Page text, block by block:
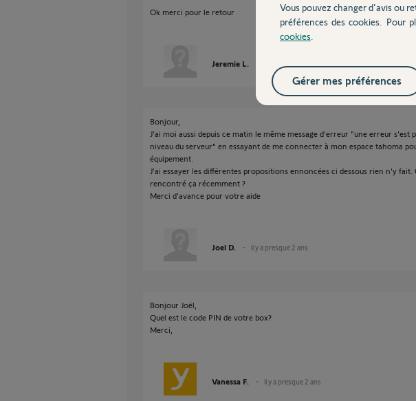
Ok merci pour le retour
Jeremie L.
Bonjour,
J'ai moi aussi depuis ce matin le même message d'erreur "une erreur s'est
niveau du serveur" en essayant de me connecter à mon espace tahoma
équipement.
J'ai essayer les différentes propositions ennoncées ci dessous rien n'y fait.
rencontré ça récemment ?
Merci d'avance pour votre aide
Joel D. il y a presque 2 ans
Bonjour Joël,
Quel est le code PIN de votre box?
Merci,
Vanessa F. il y a presque 2 ans
Vous pouvez changer d'avis ou
préférences des cookies. Pour
cookies
Gérer mes préférences